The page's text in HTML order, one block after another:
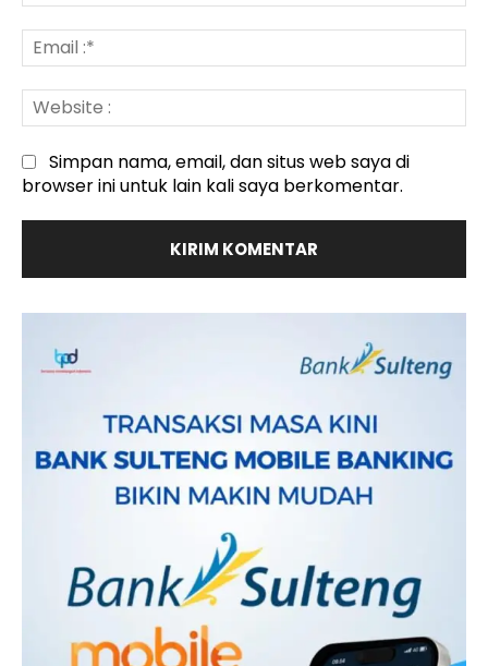
:*
:
Simpan nama, email, dan situs web saya di
browser ini untuk lain kali saya berkomentar.